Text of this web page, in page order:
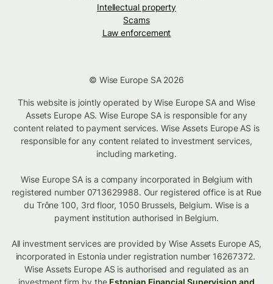
Intellectual property
Scams
Law enforcement
© Wise Europe SA 2026
This website is jointly operated by Wise Europe SA and Wise
Assets Europe AS. Wise Europe SA is responsible for any
content related to payment services. Wise Assets Europe AS is
responsible for any content related to investment services,
including marketing.
Wise Europe SA is a company incorporated in Belgium with
registered number 0713629988. Our registered office is at Rue
du Trône 100, 3rd floor, 1050 Brussels, Belgium. Wise is a
payment institution authorised in Belgium.
All investment services are provided by Wise Assets Europe AS,
incorporated in Estonia under registration number 16267372.
Wise Assets Europe AS is authorised and regulated as an
investment firm by the Estonian Financial Supervision and